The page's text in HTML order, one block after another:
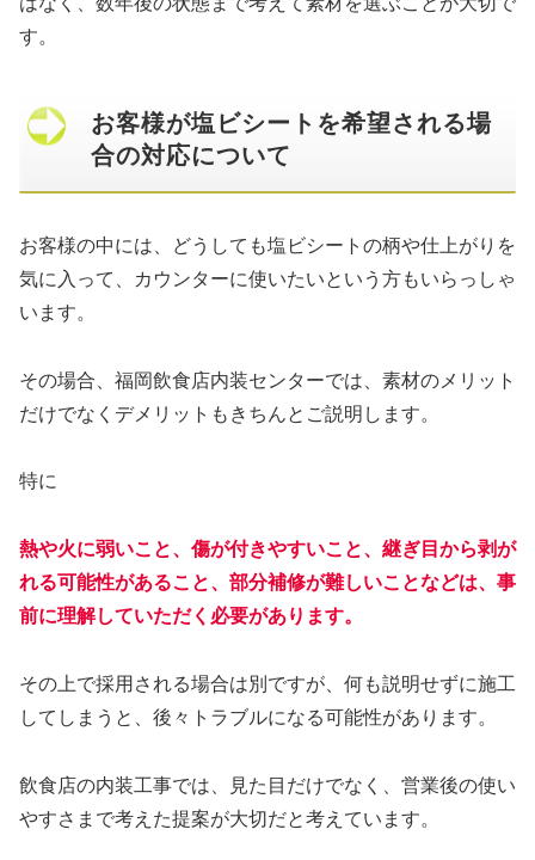
す。
お客様が塩ビシートを希望される場
合の対応について
お客様の中には、どうしても塩ビシートの柄や仕上がりを
気に入って、カウンターに使いたいという方もいらっしゃ
います。
その場合、福岡飲食店内装センターでは、素材のメリット
だけでなくデメリットもきちんとご説明します。
特に
熱や火に弱いこと、傷が付きやすいこと、継ぎ目から剥が
れる可能性があること、部分補修が難しいことなどは、事
前に理解していただく必要があります。
その上で採用される場合は別ですが、何も説明せずに施工
してしまうと、後々トラブルになる可能性があります。
飲食店の内装工事では、見た目だけでなく、営業後の使い
やすさまで考えた提案が大切だと考えています。